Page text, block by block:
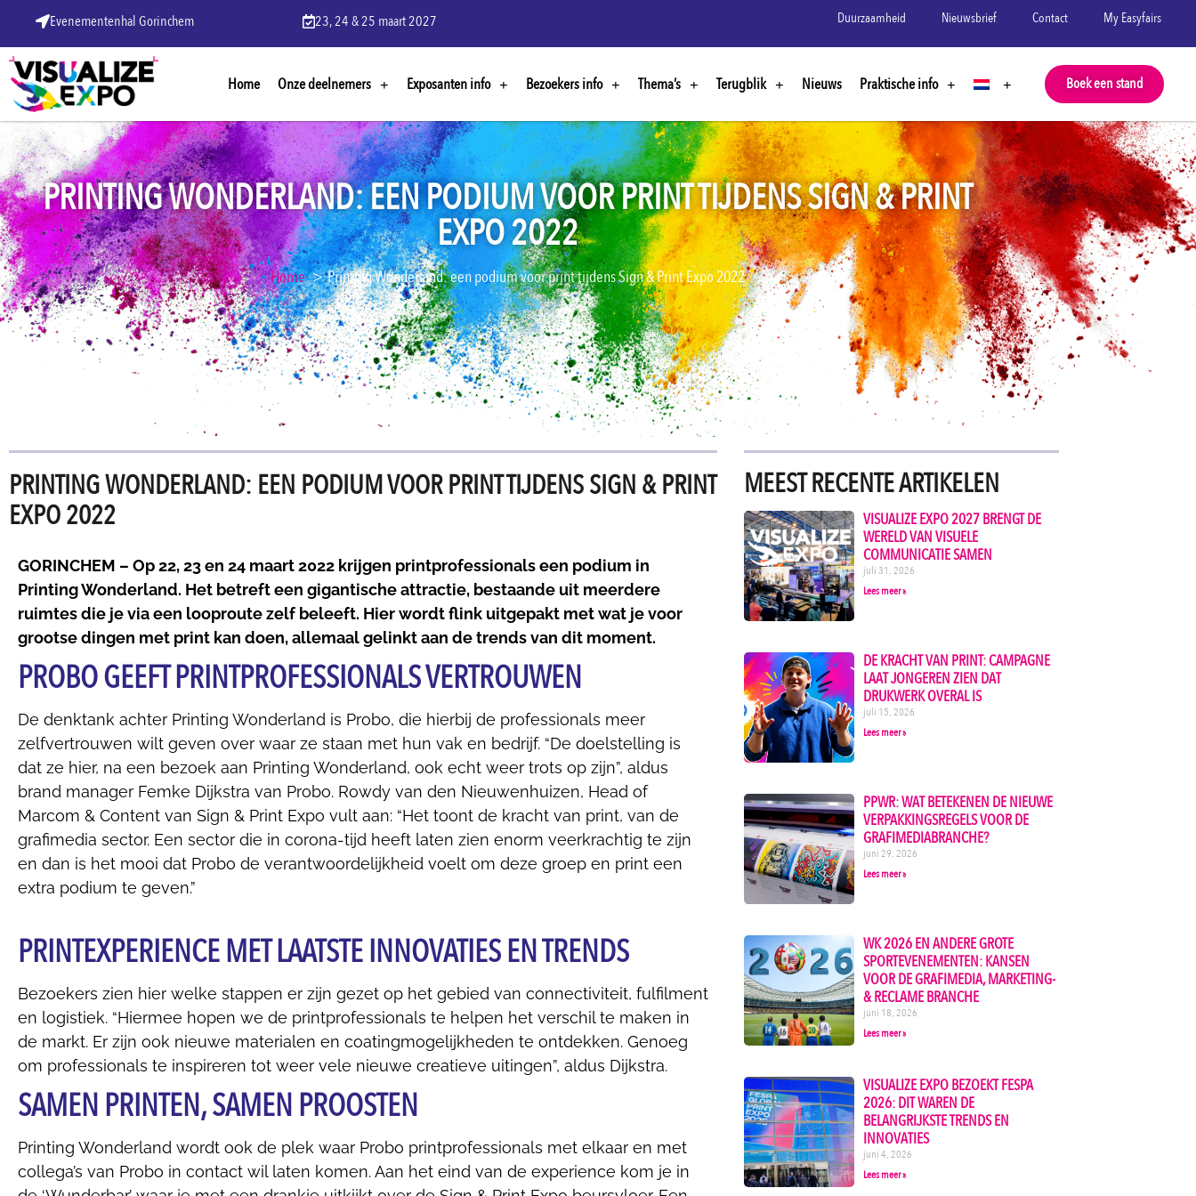
Evenementenhal Gorinchem 23, 24 & 25 maart 2027 Duurzaamheid Nieuwsbrief Contact My Easyfairs
Home Onze deelnemers Exposanten info Bezoekers info Thema’s Terugblik Nieuws Praktische info Boek een stand
PRINTING WONDERLAND: EEN PODIUM VOOR PRINT TIJDENS SIGN & PRINT
EXPO 2022
Home Printing Wonderland: een podium voor print tijdens Sign & Print Expo 2022
PRINTING WONDERLAND: EEN PODIUM VOOR PRINT TIJDENS SIGN & PRINT
EXPO 2022
GORINCHEM – Op 22, 23 en 24 maart 2022 krijgen printprofessionals een podium in
Printing Wonderland. Het betreft een gigantische attractie, bestaande uit meerdere
ruimtes die je via een looproute zelf beleeft. Hier wordt flink uitgepakt met wat je voor
grootse dingen met print kan doen, allemaal gelinkt aan de trends van dit moment.
PROBO GEEFT PRINTPROFESSIONALS VERTROUWEN
De denktank achter Printing Wonderland is Probo, die hierbij de professionals meer
zelfvertrouwen wilt geven over waar ze staan met hun vak en bedrijf. “De doelstelling is
dat ze hier, na een bezoek aan Printing Wonderland, ook echt weer trots op zijn”, aldus
brand manager Femke Dijkstra van Probo. Rowdy van den Nieuwenhuizen, Head of
Marcom & Content van Sign & Print Expo vult aan: “Het toont de kracht van print, van de
grafimedia sector. Een sector die in corona-tijd heeft laten zien enorm veerkrachtig te zijn
en dan is het mooi dat Probo de verantwoordelijkheid voelt om deze groep en print een
extra podium te geven.”
PRINTEXPERIENCE MET LAATSTE INNOVATIES EN TRENDS
Bezoekers zien hier welke stappen er zijn gezet op het gebied van connectiviteit, fulfilment
en logistiek. “Hiermee hopen we de printprofessionals te helpen het verschil te maken in
de markt. Er zijn ook nieuwe materialen en coatingmogelijkheden te ontdekken. Genoeg
om professionals te inspireren tot weer vele nieuwe creatieve uitingen”, aldus Dijkstra.
SAMEN PRINTEN, SAMEN PROOSTEN
Printing Wonderland wordt ook de plek waar Probo printprofessionals met elkaar en met
collega’s van Probo in contact wil laten komen. Aan het eind van de experience kom je in
MEEST RECENTE ARTIKELEN
VISUALIZE EXPO 2027 BRENGT DE
WERELD VAN VISUELE
COMMUNICATIE SAMEN
juli 31, 2026
Lees meer »
DE KRACHT VAN PRINT: CAMPAGNE
LAAT JONGEREN ZIEN DAT
DRUKWERK OVERAL IS
juli 15, 2026
Lees meer »
PPWR: WAT BETEKENEN DE NIEUWE
VERPAKKINGSREGELS VOOR DE
GRAFIMEDIABRANCHE?
juni 29, 2026
Lees meer »
WK 2026 EN ANDERE GROTE
SPORTEVENEMENTEN: KANSEN
VOOR DE GRAFIMEDIA, MARKETING-
& RECLAME BRANCHE
juni 18, 2026
Lees meer »
VISUALIZE EXPO BEZOEKT FESPA
2026: DIT WAREN DE
BELANGRIJKSTE TRENDS EN
INNOVATIES
juni 4, 2026
Lees meer »